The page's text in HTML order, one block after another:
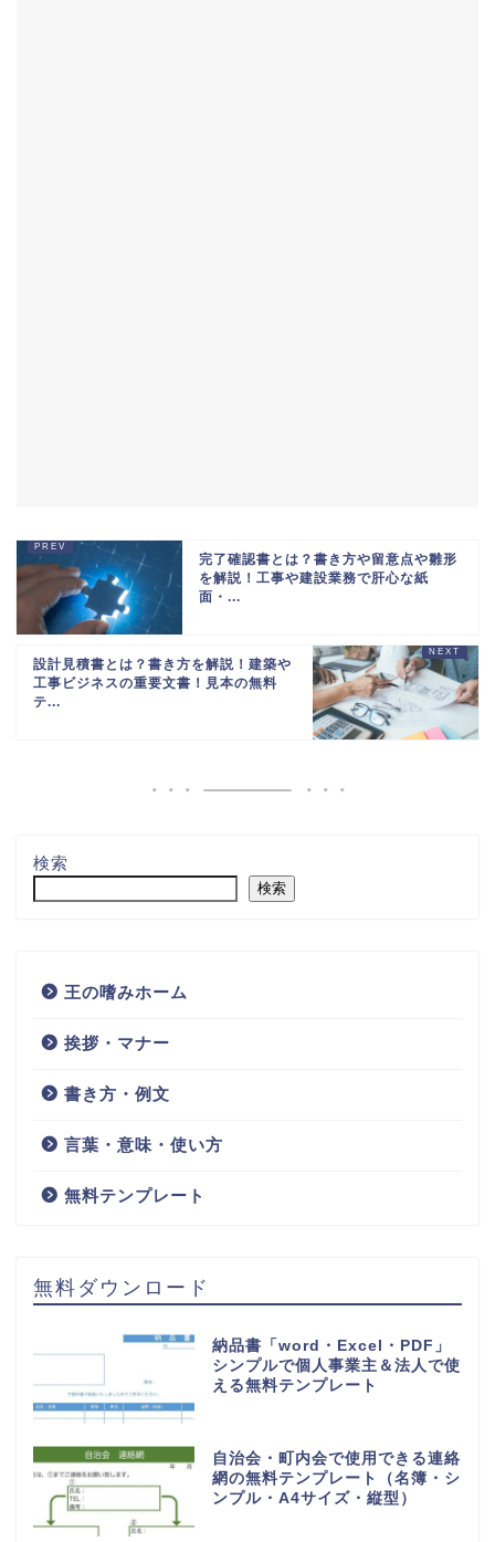
完了確認書とは？書き方や留意点や雛形
を解説！工事や建設業務で肝心な紙
面・...
設計見積書とは？書き方を解説！建築や
工事ビジネスの重要文書！見本の無料
テ...
検索
検索
王の嗜みホーム
挨拶・マナー
書き方・例文
言葉・意味・使い方
無料テンプレート
無料ダウンロード
納品書「word・Excel・PDF」
シンプルで個人事業主＆法人で使
える無料テンプレート
自治会・町内会で使用できる連絡
網の無料テンプレート（名簿・シ
ンプル・A4サイズ・縦型）